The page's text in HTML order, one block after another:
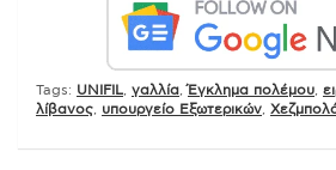
Tags: UNIFIL γαλλία ,Έγκλημα πολέμου
λίβανος
υπουργείο Εξωτερικών